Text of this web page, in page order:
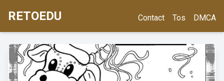
RETOEDU Contact Tos DMCA